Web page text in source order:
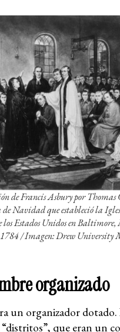
de Francis Asbury por Thomas
de Navidad que estableció la
los Estados Unidos en
/ Imagen: Drew University
organizado
un organizador dotado.
que eran un